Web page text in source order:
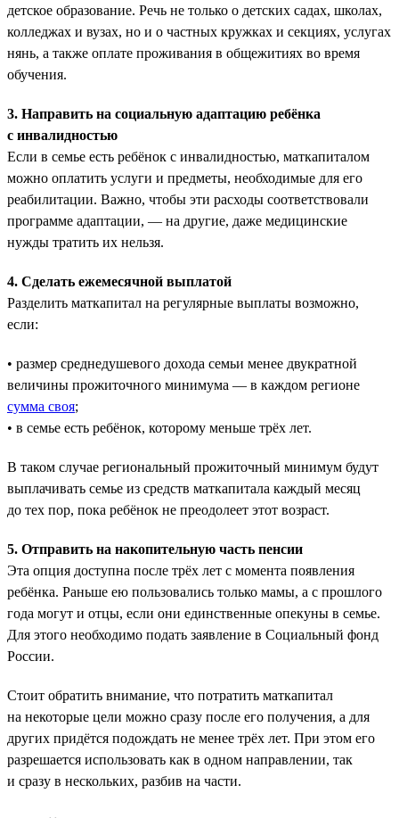
детское образование. Речь не только о детских садах, школах,
колледжах и вузах, но и о частных кружках и секциях, услугах
нянь, а также оплате проживания в общежитиях во время
обучения.
3. Направить на социальную адаптацию ребёнка
с инвалидностью
Если в семье есть ребёнок с инвалидностью, маткапиталом
можно оплатить услуги и предметы, необходимые для его
реабилитации. Важно, чтобы эти расходы соответствовали
программе адаптации, — на другие, даже медицинские
нужды тратить их нельзя.
4. Сделать ежемесячной выплатой
Разделить маткапитал на регулярные выплаты возможно,
если:
• размер среднедушевого дохода семьи менее двукратной
величины прожиточного минимума — в каждом регионе
сумма своя;
• в семье есть ребёнок, которому меньше трёх лет.
В таком случае региональный прожиточный минимум будут
выплачивать семье из средств маткапитала каждый месяц
до тех пор, пока ребёнок не преодолеет этот возраст.
5. Отправить на накопительную часть пенсии
Эта опция доступна после трёх лет с момента появления
ребёнка. Раньше ею пользовались только мамы, а с прошлого
года могут и отцы, если они единственные опекуны в семье.
Для этого необходимо подать заявление в Социальный фонд
России.
Стоит обратить внимание, что потратить маткапитал
на некоторые цели можно сразу после его получения, а для
других придётся подождать не менее трёх лет. При этом его
разрешается использовать как в одном направлении, так
и сразу в нескольких, разбив на части.